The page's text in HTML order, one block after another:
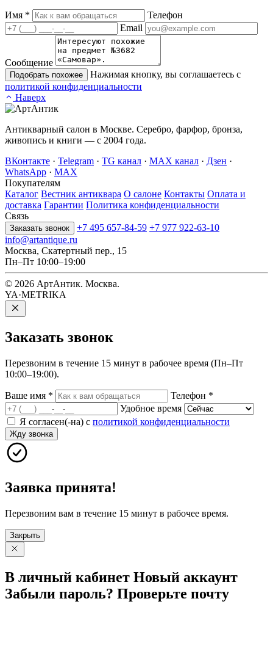
Имя *
Телефон
Email
Сообщение
Подобрать похожее
Нажимая кнопку, вы соглашаетесь с
политикой конфиденциальности
Наверх
Антикварный салон в Москве. Серебро, фарфор, бронза,
живопись и книги — с 2004 года.
ВКонтакте · Telegram · TG канал · MAX канал · Дзен ·
WhatsApp · MAX
Покупателям
Каталог Вестник антиквара О салоне Контакты Оплата и
доставка Гарантии Политика конфиденциальности
Связь
Заказать звонок +7 495 657-84-59 +7 977 922-63-10
info@artantique.ru
Москва, Скатертный пер., 15
Пн–Пт 10:00–19:00
© 2026 АртАнтик. Москва.
YA·METRIKA
Заказать звонок
Перезвоним в течение 15 минут в рабочее время (Пн–Пт
10:00–19:00).
Ваше имя * Телефон *
Удобное время
Я согласен(-на) с политикой конфиденциальности
Жду звонка
Заявка принята!
Перезвоним вам в течение 15 минут в рабочее время.
Закрыть
В личный кабинет Новый аккаунт
Забыли пароль? Проверьте почту